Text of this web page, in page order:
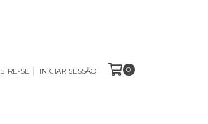
SE INICIAR SESSÃO 0